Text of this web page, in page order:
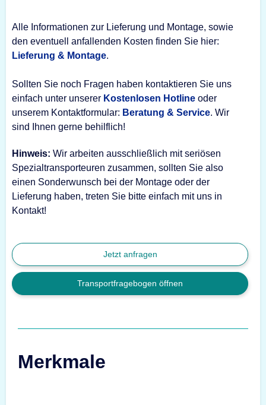
Alle Informationen zur Lieferung und Montage, sowie
den eventuell anfallenden Kosten finden Sie hier:
Lieferung & Montage.
Sollten Sie noch Fragen haben kontaktieren Sie uns
einfach unter unserer Kostenlosen Hotline oder
unserem Kontaktformular: Beratung & Service. Wir
sind Ihnen gerne behilflich!
Hinweis: Wir arbeiten ausschließlich mit seriösen
Spezialtransporteuren zusammen, sollten Sie also
einen Sonderwunsch bei der Montage oder der
Lieferung haben, treten Sie bitte einfach mit uns in
Kontakt!
Jetzt anfragen
Transportfragebogen öffnen
Merkmale